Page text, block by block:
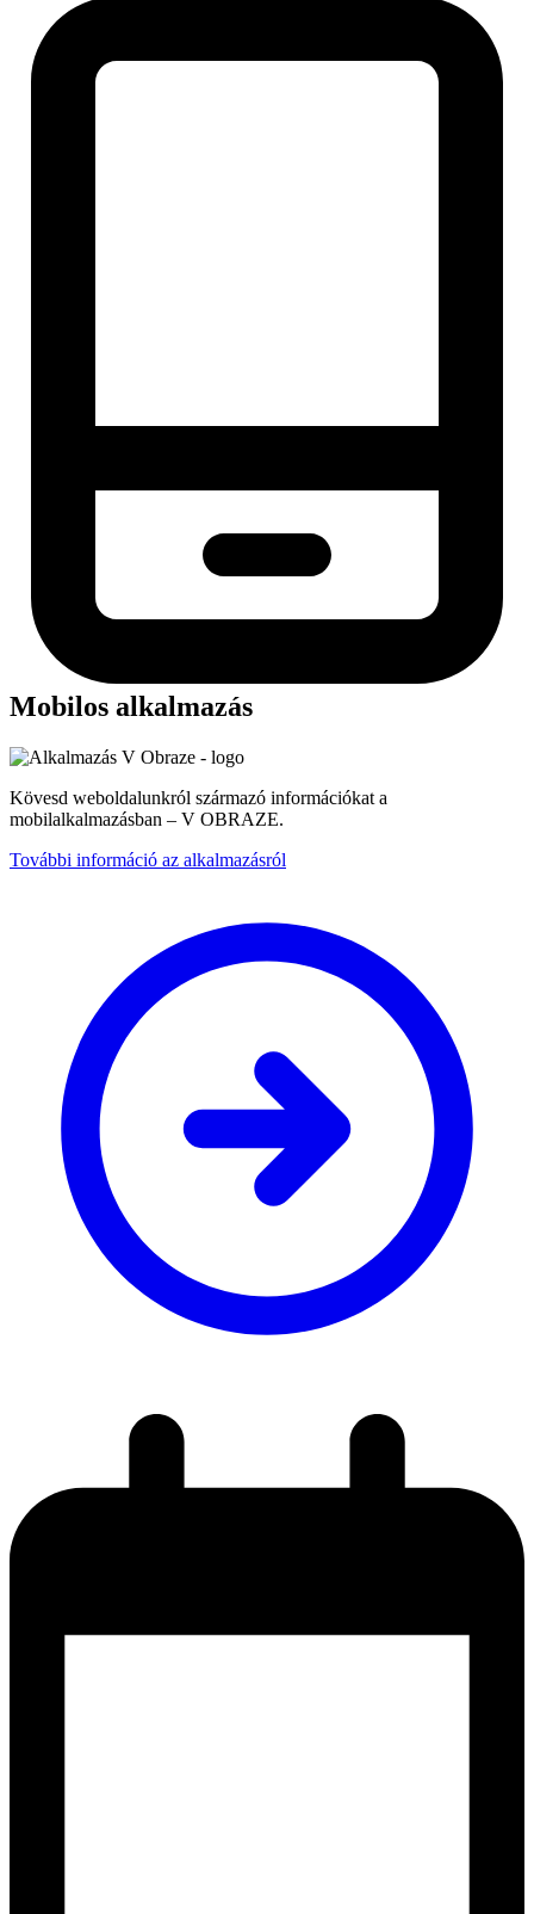
Mobilos alkalmazás
Kövesd weboldalunkról származó információkat a
mobilalkalmazásban – V OBRAZE.
További információ az alkalmazásról